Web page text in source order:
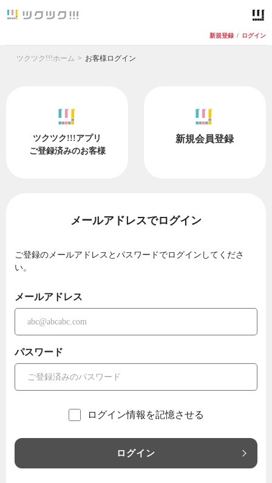
新規登録 / ログイン
ツクツク!!!ホーム お客様ログイン
ツクツク!!!アプリ
ご登録済みのお客様
新規会員登録
メールアドレスでログイン
ご登録のメールアドレスとパスワードでログインしてくださ
い。
メールアドレス
パスワード
ログイン情報を記憶させる
ログイン